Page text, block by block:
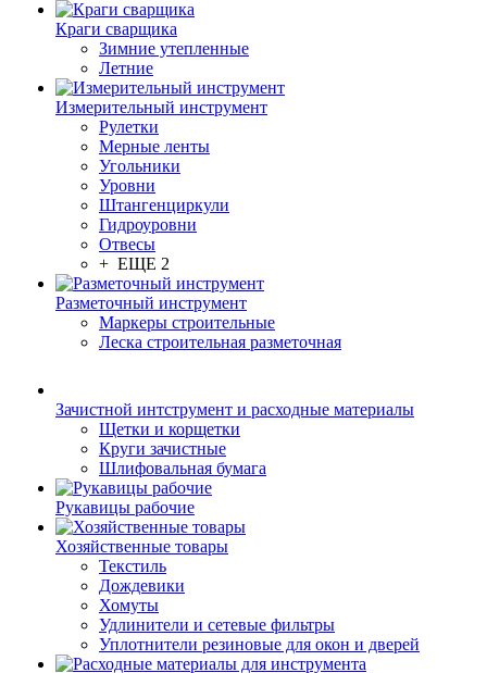
Краги сварщика
Зимние утепленные
Летние
Измерительный инструмент
Рулетки
Мерные ленты
Угольники
Уровни
Штангенциркули
Гидроуровни
Отвесы
+ ЕЩЕ 2
Разметочный инструмент
Маркеры строительные
Леска строительная разметочная
Зачистной интструмент и расходные материалы
Щетки и корщетки
Круги зачистные
Шлифовальная бумага
Рукавицы рабочие
Хозяйственные товары
Текстиль
Дождевики
Хомуты
Удлинители и сетевые фильтры
Уплотнители резиновые для окон и дверей